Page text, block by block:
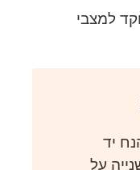
למצבי
יד
על